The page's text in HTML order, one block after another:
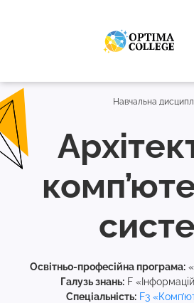
Навчальна
Освітньо-професійна програма:
Галузь знань: F
Спеціальність: F3